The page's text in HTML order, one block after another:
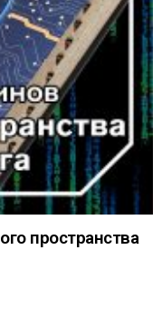
пространства